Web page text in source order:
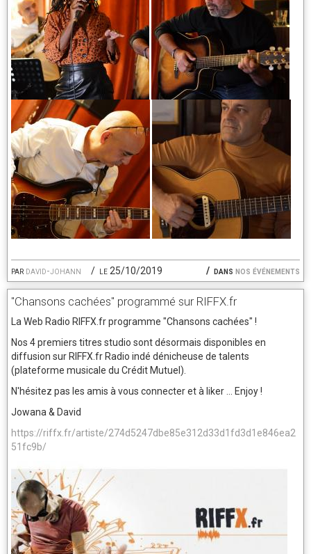
par david-johann le 25/10/2019 dans nos événements
"Chansons cachées" programmé sur RIFFX.fr
La Web Radio RIFFX.fr programme "Chansons cachées" !
Nos 4 premiers titres studio sont désormais disponibles en
diffusion sur RIFFX.fr Radio indé dénicheuse de talents
(plateforme musicale du Crédit Mutuel).
N'hésitez pas les amis à vous connecter et à liker ... Enjoy !
Jowana & David
https://riffx.fr/artiste/274d5247dbe85e312d33d1fd3d1e846ea2
51fc9b/